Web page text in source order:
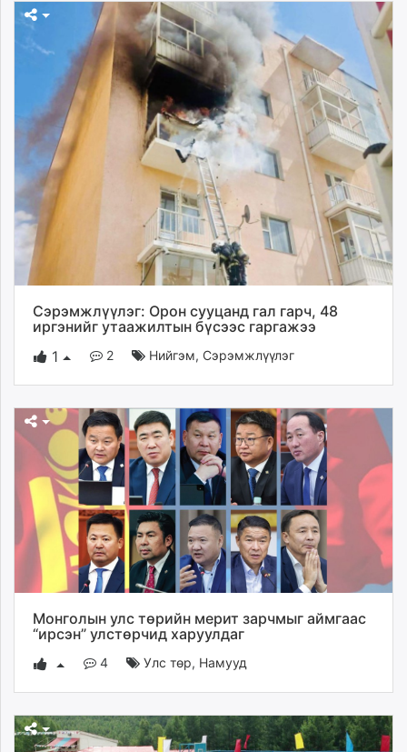
Сэрэмжлүүлэг: Орон сууцанд гал гарч, 48
иргэнийг утаажилтын бүсээс гаргажээ
1
2 Нийгэм, Сэрэмжлүүлэг
Монголын улс төрийн мерит зарчмыг аймгаас
“ирсэн” улстөрчид харуулдаг
4 Улс төр, Намууд